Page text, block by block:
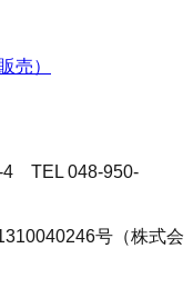
売）
4 TEL 048-950-
号 （株式会